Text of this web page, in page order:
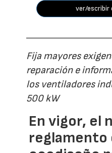
ver/escribir
Fija mayores
reparación e
los ventiladores
500 kW
En vigor, el
reglamento